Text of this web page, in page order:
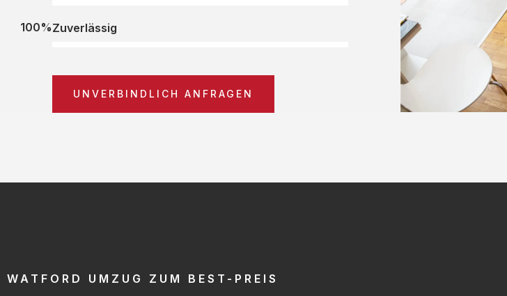
Zuverlässig
100%
UNVERBINDLICH ANFRAGEN
WATFORD UMZUG ZUM BEST-PREIS